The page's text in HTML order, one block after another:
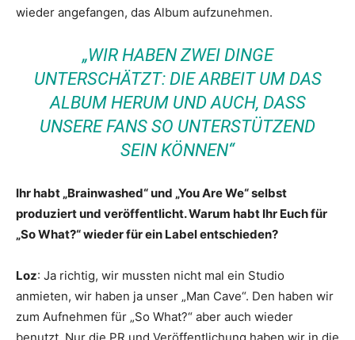
wieder angefangen, das Album aufzunehmen.
„WIR HABEN ZWEI DINGE
UNTERSCHÄTZT: DIE ARBEIT UM DAS
ALBUM HERUM UND AUCH, DASS
UNSERE FANS SO UNTERSTÜTZEND
SEIN KÖNNEN“
Ihr habt „Brainwashed“ und „You Are We“ selbst
produziert und veröffentlicht. Warum habt Ihr Euch für
„So What?“ wieder für ein Label entschieden?
Loz: Ja richtig, wir mussten nicht mal ein Studio
anmieten, wir haben ja unser „Man Cave“. Den haben wir
zum Aufnehmen für „So What?“ aber auch wieder